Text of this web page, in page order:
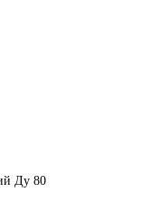
Ду 80